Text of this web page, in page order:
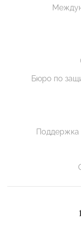
Бюро по